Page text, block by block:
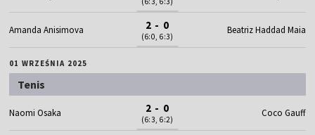
Amanda Anisimova 2 - 0
(6:0, 6:3)
Beatriz Haddad Maia
01 WRZEŚNIA 2025
Tenis
Naomi Osaka 2 - 0
(6:3, 6:2)
Coco Gauff